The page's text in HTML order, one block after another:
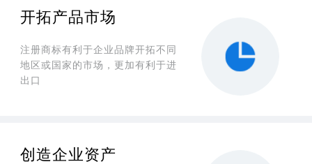
开拓产品市场
注册商标有利于企业品牌开拓不同
地区或国家的市场，更加有利于进
出口
创造企业资产